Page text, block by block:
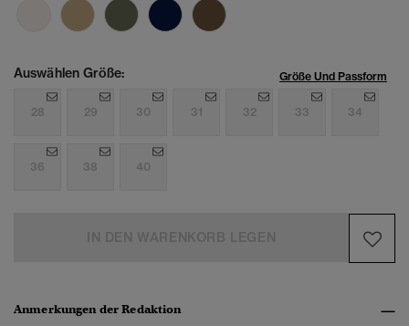
Auswählen Größe: Größe Und Passform
28 29 30 31 32 33 34
36 38 40
Anmerkungen der Redaktion